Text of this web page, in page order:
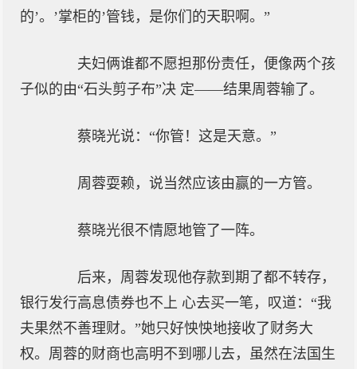
的’。’掌柜的’管钱，是你们的天职啊。”
夫妇俩谁都不愿担那份责任，便像两个孩
子似的由“石头剪子布”决 定——结果周蓉输了。
蔡晓光说：“你管！这是天意。”
周蓉耍赖，说当然应该由赢的一方管。
蔡晓光很不情愿地管了一阵。
后来，周蓉发现他存款到期了都不转存，
银行发行高息债券也不上 心去买一笔，叹道：“我
夫果然不善理财。”她只好怏怏地接收了财务大
权。周蓉的财商也高明不到哪儿去，虽然在法国生